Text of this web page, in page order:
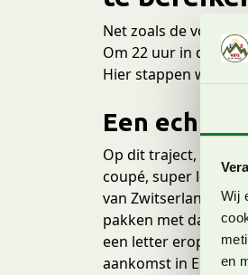
Wij
en
Net zoals de vorige
Om 22 uur in de
Hier stappen we
Een echte
Op dit traject, van
coupé, super leuk
van Zwitserland.
pakken met daarin
een letter erop. De
aankomst in